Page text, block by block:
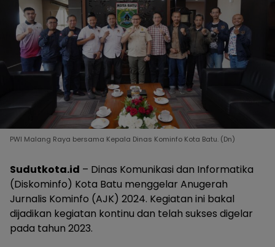
PWI Malang Raya bersama Kepala Dinas Kominfo Kota Batu. (Dn)
Sudutkota.id – Dinas Komunikasi dan Informatika
(Diskominfo) Kota Batu menggelar Anugerah
Jurnalis Kominfo (AJK) 2024. Kegiatan ini bakal
dijadikan kegiatan kontinu dan telah sukses digelar
pada tahun 2023.